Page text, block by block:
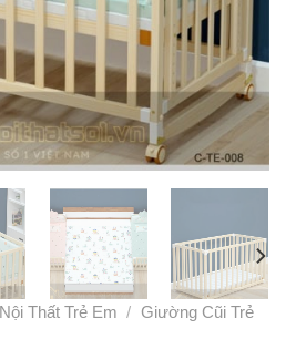
Nội Thất Trẻ Em / Giường Cũi Trẻ